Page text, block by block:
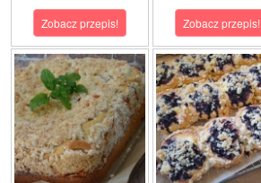
Zobacz przepis! Zobacz przepis!